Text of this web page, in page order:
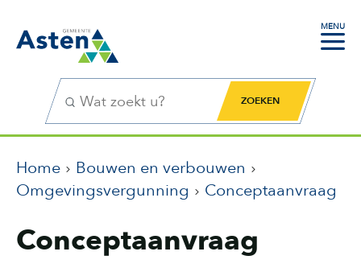
MENU
Zoekfunctie Zoekknop
Home
Bouwen en verbouwen
Omgevingsvergunning
Conceptaanvraag
Conceptaanvraag